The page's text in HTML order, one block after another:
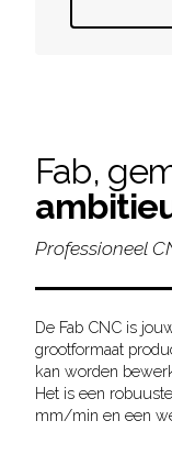
Fab,
Professioneel
De Fab CNC is
grootformaat
kan worden
Het is een
mm/min en een